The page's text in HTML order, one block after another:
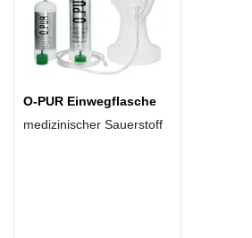
O-PUR Einwegflasche
medizinischer Sauerstoff